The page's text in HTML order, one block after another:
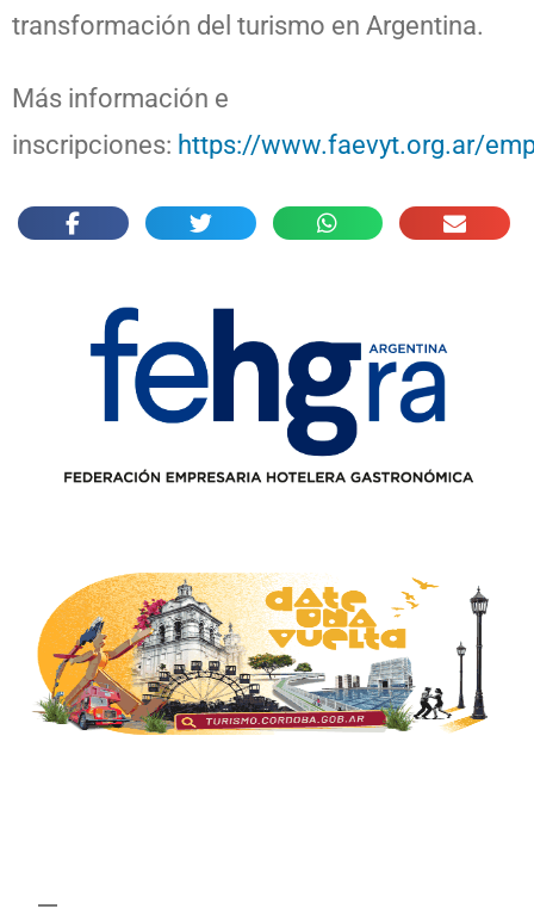
transformación del turismo en Argentina.
Más información e
inscripciones: https://www.faevyt.org.ar/